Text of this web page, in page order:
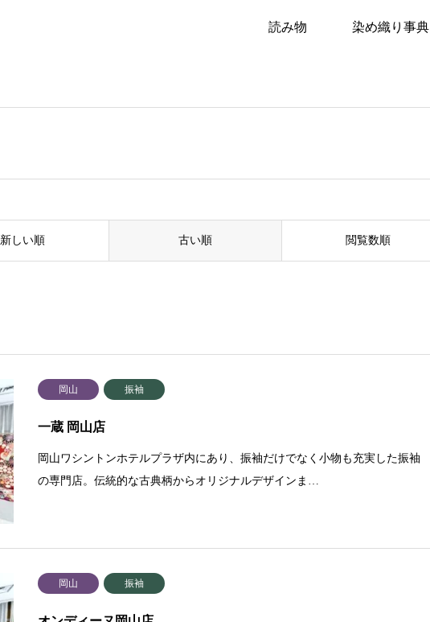
読み物 染め織り事典
新しい順 古い順 閲覧数順
岡山 振袖
一蔵 岡山店
岡山ワシントンホテルプラザ内にあり、振袖だけでなく小物も充実した振袖
の専門店。伝統的な古典柄からオリジナルデザインま…
岡山 振袖